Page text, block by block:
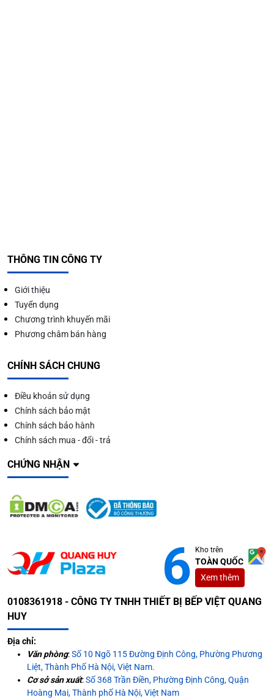
THÔNG TIN CÔNG TY
Giới thiệu
Tuyển dụng
Chương trình khuyến mãi
Phương châm bán hàng
CHÍNH SÁCH CHUNG
Điều khoản sử dụng
Chính sách bảo mật
Chính sách bảo hành
Chính sách mua - đổi - trả
CHỨNG NHẬN
Kho trên
TOÀN QUỐC
Xem thêm
0108361918 - CÔNG TY TNHH THIẾT BỊ BẾP VIỆT QUANG
HUY
Địa chỉ:
Văn phòng:Số 10 Ngõ 115 Đường Định Công, Phường Phương
Liệt, Thành Phố Hà Nội, Việt Nam.
Cơ sở sản xuất:Số 368 Trần Điền, Phường Định Công, Quận
Hoàng Mai, Thành phố Hà Nội, Việt Nam